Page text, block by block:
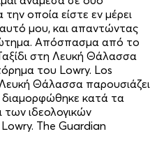
οποία είστε εν μέρει
μου, και απαντώντας
Απόσπασμα από το
στη Λευκή Θάλασσα
του Lowry. Los
Θάλασσα παρουσιάζει
διαμορφώθηκε κατά τα
ιδεολογικών
The Guardian